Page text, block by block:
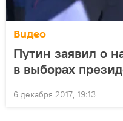
Видео
Путин заявил о
в выборах
6 декабря 2017, 19:13